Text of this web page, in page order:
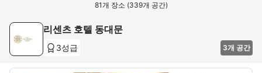
81개 장소 (339개 공간)
리센츠 호텔 동대문
3성급 3개 공간